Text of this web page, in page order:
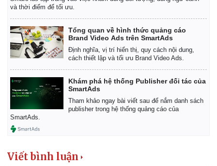
và thời điểm để tối ưu.
Tổng quan về hình thức quảng cáo
Brand Video Ads trên SmartAds
Định nghĩa, vị trí hiển thị, quy cách nội dung,
cách thiết lập và tối ưu Brand Video Ads.
Khám phá hệ thống Publisher đối tác của
SmartAds
Tham khảo ngay bài viết sau để nắm danh sách
publisher trong hệ thống quảng cáo của
SmartAds.
Viết bình luận